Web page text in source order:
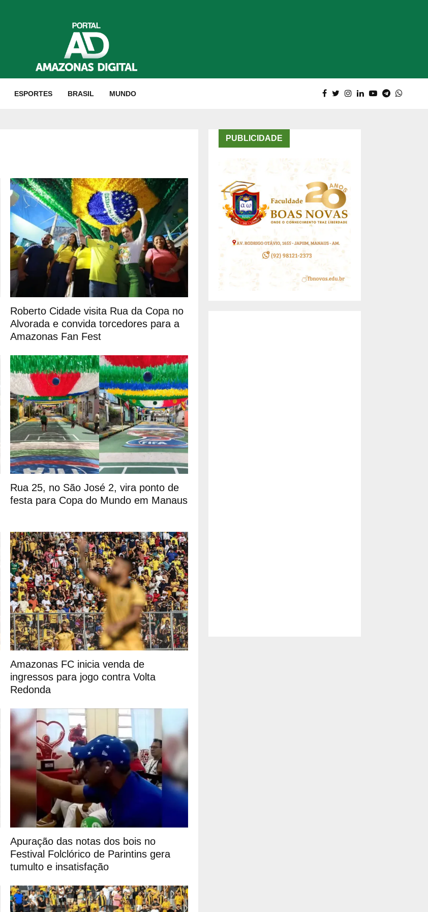
ESPORTES BRASIL MUNDO
Roberto Cidade visita Rua da Copa no
Alvorada e convida torcedores para a
Amazonas Fan Fest
Rua 25, no São José 2, vira ponto de
festa para Copa do Mundo em Manaus
Amazonas FC inicia venda de
ingressos para jogo contra Volta
Redonda
Apuração das notas dos bois no
Festival Folclórico de Parintins gera
tumulto e insatisfação
PUBLICIDADE